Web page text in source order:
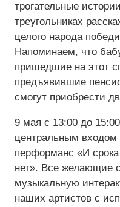
Средний
Большой
Гарнитура:
Без засечек
С засечками
трогательные
треугольниках
целого народа
Напоминаем, что
пришедшие на этот
предъявившие
смогут приобрести
9 мая с 13:00 до
центральным входом
перформанс «И
нет». Все желающие
музыкальную
наших артистов с